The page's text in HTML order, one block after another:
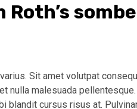
Roth’s
Sit amet volutpat
nulla malesuada
blandit cursus risus at.